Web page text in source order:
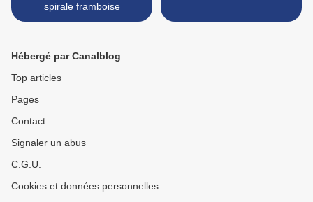
spirale framboise
Hébergé par Canalblog
Top articles
Pages
Contact
Signaler un abus
C.G.U.
Cookies et données personnelles